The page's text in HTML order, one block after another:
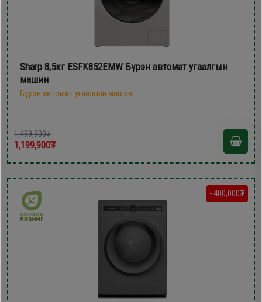
Sharp 8,5кг ESFK852EMW Бүрэн автомат угаалгын
машин
Бүрэн автомат угаалгын машин
1,499,900₮
1,199,900₮
- 400,000₮